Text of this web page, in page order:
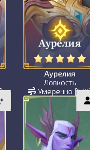
Аурелия
Ловкость
Умеренно